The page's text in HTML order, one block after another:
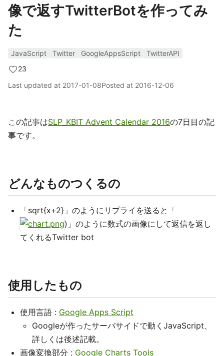
像で返すTwitterBotを作ってみ
た
JavaScript Twitter GoogleAppsScript
TwitterAPI
23
Last updated at 2017-01-08Posted at 2016-12-06
この記事はSLP_KBIT Advent Calendar 2016の7日目の記
事です。
どんなものつくるの
「sqrt{x+2}」のようにリプライを送ると「
)」のように数式の画像にして返信を返し
てくれるTwitter bot
使用したもの
使用言語 : Google Apps Script
Googleが作ったサーバサイドで動くJavaScript、
詳しくは後述記載。
画像変換部分 : Google Charts Tools